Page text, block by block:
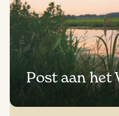
Post aan het